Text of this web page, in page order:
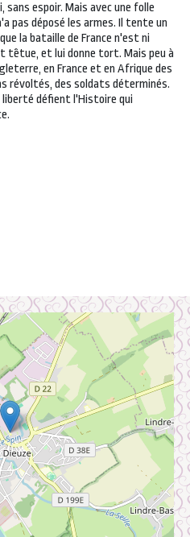
sans espoir. Mais avec une folle
pas déposé les armes. Il tente un
la bataille de France n'est ni
têtue, et lui donne tort. Mais peu à
en France et en Afrique des
révoltés, des soldats déterminés.
liberté défient l'Histoire qui